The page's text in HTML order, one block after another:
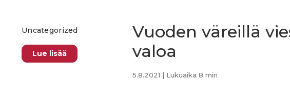
Uncategorized
Lue lisää
Vuoden väreillä
valoa
5.8.2021 | Lukuaika 8 min